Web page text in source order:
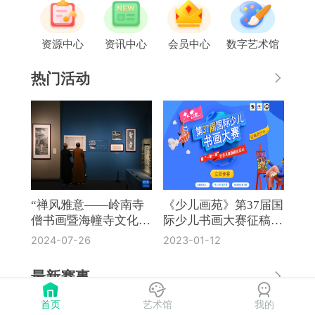
资源中心 资讯中心 会员中心 数字艺术馆
热门活动
“禅风雅意——岭南寺
僧书画暨海幢寺文化
展”在国博开幕
2024-07-26
《少儿画苑》第37届国
际少儿书画大赛征稿通
知
2023-01-12
最新赛事
《奔流·小作家》第8届全国中
首页 艺术馆 我的